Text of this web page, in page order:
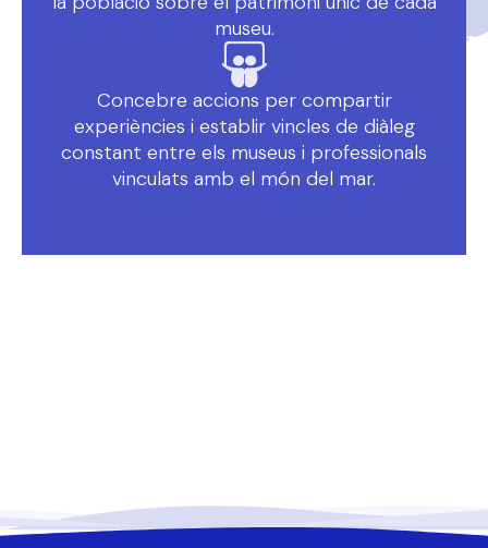
museu.
Concebre accions per compartir
experiències i establir vincles de diàleg
constant entre els museus i professionals
vinculats amb el món del mar.